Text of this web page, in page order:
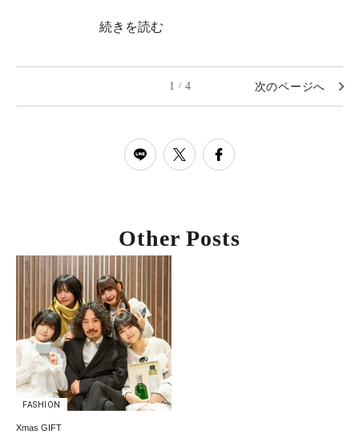
続きを読む
1 / 4 次のページへ
Other Posts
FASHION
Xmas GIFT